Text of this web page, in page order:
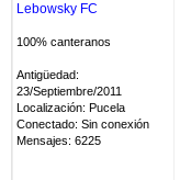
Lebowsky FC
100% canteranos
Antigüedad:
23/Septiembre/2011
Localización: Pucela
Conectado: Sin conexión
Mensajes: 6225